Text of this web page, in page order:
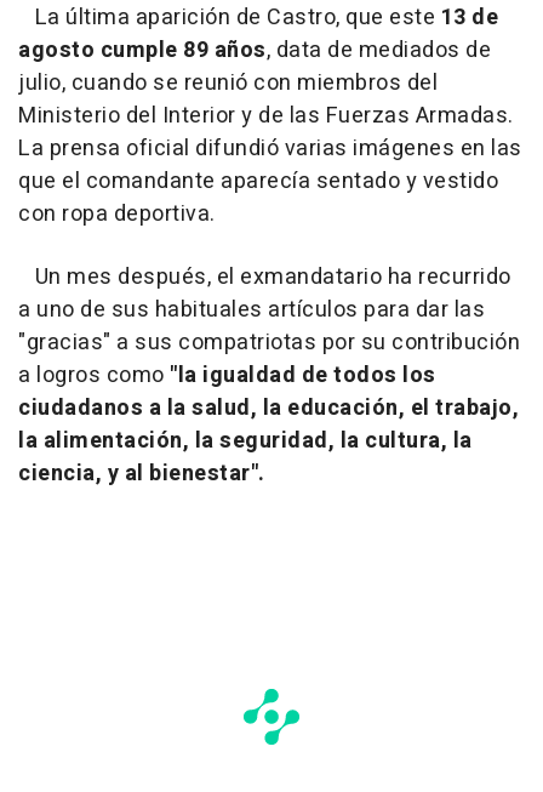
La última aparición de Castro, que este 13 de
agosto cumple 89 años, data de mediados de
julio, cuando se reunió con miembros del
Ministerio del Interior y de las Fuerzas Armadas.
La prensa oficial difundió varias imágenes en las
que el comandante aparecía sentado y vestido
con ropa deportiva.
Un mes después, el exmandatario ha recurrido
a uno de sus habituales artículos para dar las
"gracias" a sus compatriotas por su contribución
a logros como "la igualdad de todos los
ciudadanos a la salud, la educación, el trabajo,
la alimentación, la seguridad, la cultura, la
ciencia, y al bienestar".